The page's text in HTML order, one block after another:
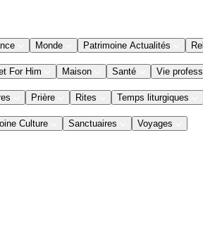
Monde Patrimoine Actualités
For Him Maison Santé Vie
Prière Rites Temps liturgiques
Culture Sanctuaires Voyages